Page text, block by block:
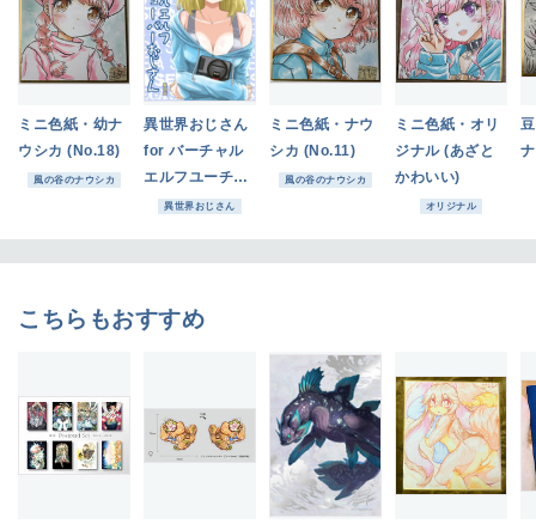
ミニ色紙・幼ナ
ウシカ (No.18)
風の谷のナウシカ
異世界おじさん
for バーチャル
エルフユーチュ
ーバーおじさん
異世界おじさん
ミニ色紙・ナウ
シカ (No.11)
風の谷のナウシカ
ミニ色紙・オリ
ジナル (あざと
かわいい)
オリジナル
こちらもおすすめ